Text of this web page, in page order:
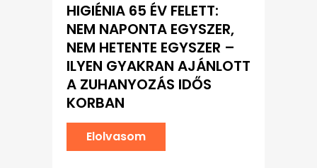
HIGIÉNIA 65 ÉV FELETT:
NEM NAPONTA EGYSZER,
NEM HETENTE EGYSZER –
ILYEN GYAKRAN AJÁNLOTT
A ZUHANYOZÁS IDŐS
KORBAN
Elolvasom